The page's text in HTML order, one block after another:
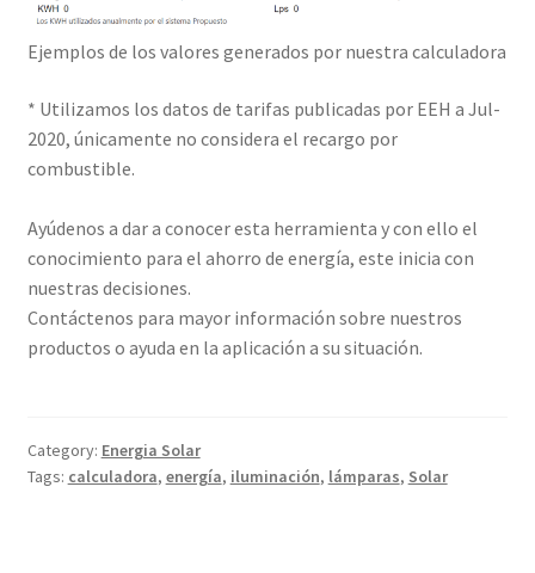
Ejemplos de los valores generados por nuestra calculadora
* Utilizamos los datos de tarifas publicadas por EEH a Jul-
2020, únicamente no considera el recargo por
combustible.
Ayúdenos a dar a conocer esta herramienta y con ello el
conocimiento para el ahorro de energía, este inicia con
nuestras decisiones.
Contáctenos para mayor información sobre nuestros
productos o ayuda en la aplicación a su situación.
Category: Energia Solar
Tags: calculadora, energía, iluminación, lámparas, Solar